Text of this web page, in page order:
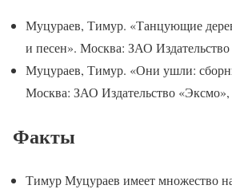
Муцураев, Тимур. «Танцующие
и песен». Москва: ЗАО
Муцураев, Тимур. «Они ушли:
Москва: ЗАО Издательство «Эксмо»,
Факты
Тимур Муцураев имеет множество